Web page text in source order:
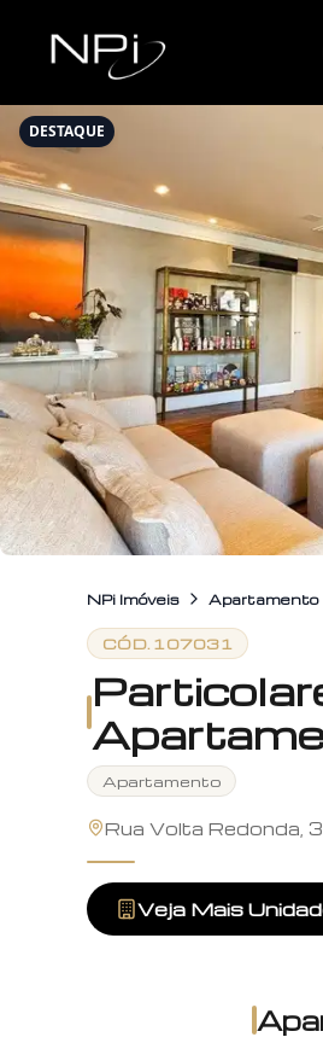
DESTAQUE
NPi Imóveis Apartamento
CÓD. 107031
Apartamento
Rua Volta Redonda,
Veja Mais